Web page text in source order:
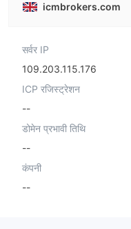
icmbrokers.com
सर्वर IP
109.203.115.176
ICP रजिस्ट्रेशन
--
डोमेन प्रभावी तिथि
--
कंपनी
--